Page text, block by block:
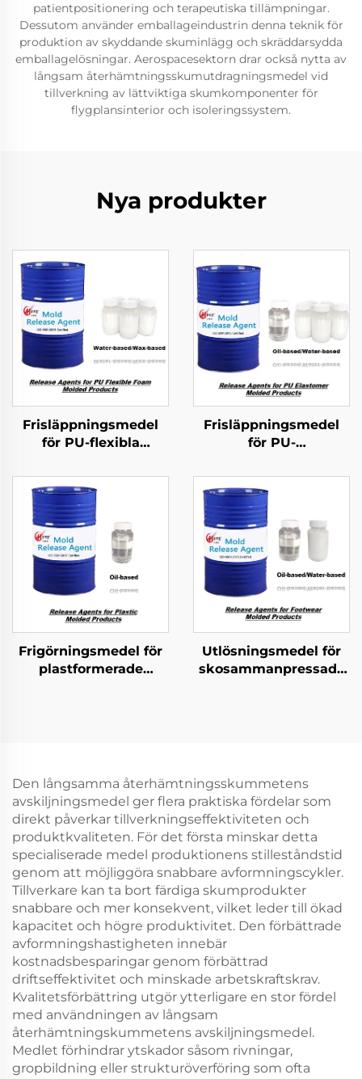
patientpositionering och terapeutiska tillämpningar.
Dessutom använder emballageindustrin denna teknik för
produktion av skyddande skuminlägg och skräddarsydda
emballagelösningar. Aerospacesektorn drar också nytta av
långsam återhämtningsskumutdragningsmedel vid
tillverkning av lättviktiga skumkomponenter för
flygplansinterior och isoleringssystem.
Nya produkter
Frisläppningsmedel
för PU-flexibla
produkter
Frisläppningsmedel
för PU-
produkter
Frigörningsmedel för
plastformerade
Utlösningsmedel för
skosammanpressade
Den långsamma återhämtningsskummetens
avskiljningsmedel ger flera praktiska fördelar som
direkt påverkar tillverkningseffektiviteten och
produktkvaliteten. För det första minskar detta
specialiserade medel produktionens stilleståndstid
genom att möjliggöra snabbare avformningscykler.
Tillverkare kan ta bort färdiga skumprodukter
snabbare och mer konsekvent, vilket leder till ökad
kapacitet och högre produktivitet. Den förbättrade
avformningshastigheten innebär
kostnadsbesparingar genom förbättrad
driftseffektivitet och minskade arbetskraftskrav.
Kvalitetsförbättring utgör ytterligare en stor fördel
med användningen av långsam
återhämtningskummetens avskiljningsmedel.
Medlet förhindrar ytskador såsom rivningar,
gropbildning eller strukturöverföring som ofta